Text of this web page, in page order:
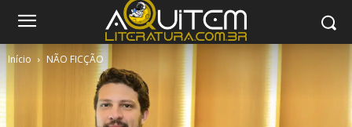
Início NÃO FICÇÃO